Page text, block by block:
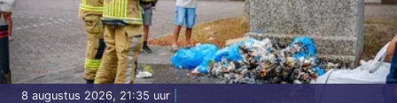
8 augustus 2026, 21:35 uur